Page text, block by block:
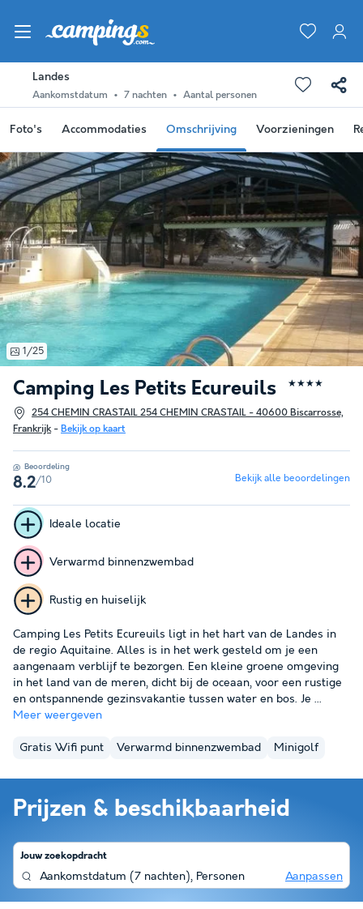
Landes
Aankomstdatum 7 nachten Aantal personen
Foto's Accommodaties Omschrijving Voorzieningen
Camping Les Petits Ecureuils ★★★★
254 CHEMIN CRASTAIL 254 CHEMIN CRASTAIL - 40600 Biscarrosse,
Frankrijk- Bekijk op kaart
1/25
Beoordeling
8.2/10 Bekijk alle beoordelingen
Ideale locatie
Verwarmd binnenzwembad
Rustig en huiselijk
Camping Les Petits Ecureuils ligt in het hart van de Landes in
de regio Aquitaine. Alles is in het werk gesteld om je een
aangenaam verblijf te bezorgen. Een kleine groene omgeving
in het land van de meren, dicht bij de oceaan, voor een rustige
en ontspannende gezinsvakantie tussen water en bos. Je ...
Meer weergeven
Gratis Wifi punt Verwarmd binnenzwembad Minigolf
Prijzen & beschikbaarheid
Jouw zoekopdracht
Aankomstdatum (7 nachten), Personen Aanpassen